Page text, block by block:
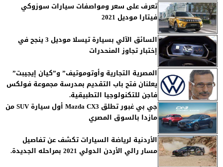
تعرف على سعر ومواصفات سيارات سوزوكي
فيتارا موديل 2021
السائق الآلي بسيارة تيسلا موديل 3 ينجح في
إختبار تجاوز المنحدرات
المصرية التجارية وأوتوموتيف” و”كيان إيجيبت”
يعلنان فتح باب التقديم بمدرسة مجموعة فولكس
فاجن للتكنولوجيا التطبيقية.
جي بي غبور تطلق Mazda CX3 أول سيارة SUV من
مازدا بالسوق المصري
الأردنية لرياضة السيارات تكشف عن تفاصيل
مسار رالي الأردن الدولي 2021 بمراحله الجديدة.